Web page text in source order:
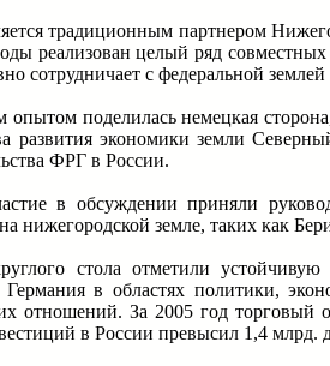
традиционным партнером
реализован целый ряд
сотрудничает с федеральной
поделилась немецкая
развития экономики земли
ФРГ в России.
в обсуждении приняли
нижегородской земле, таких как
стола отметили
Германия в областях политики,
отношений. За 2005 год
в России превысил 1,4 млрд.